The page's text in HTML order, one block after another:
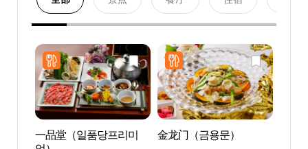
一品堂（일품당프리미
金龙门（금용문）